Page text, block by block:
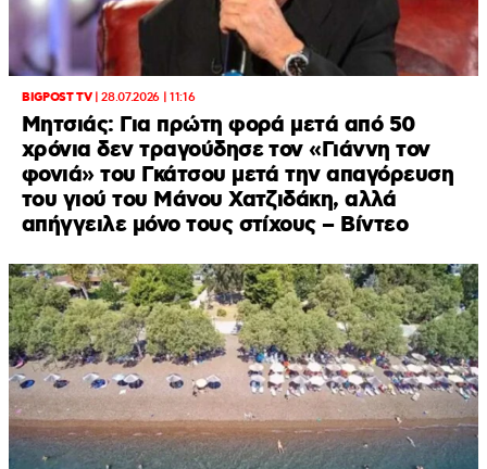
BIGPOST TV|28.07.2026 | 11:16
Μητσιάς: Για πρώτη φορά μετά από 50
χρόνια δεν τραγούδησε τον «Γιάννη τον
φονιά» του Γκάτσου μετά την απαγόρευση
του γιού του Μάνου Χατζιδάκη, αλλά
απήγγειλε μόνο τους στίχους – Βίντεο